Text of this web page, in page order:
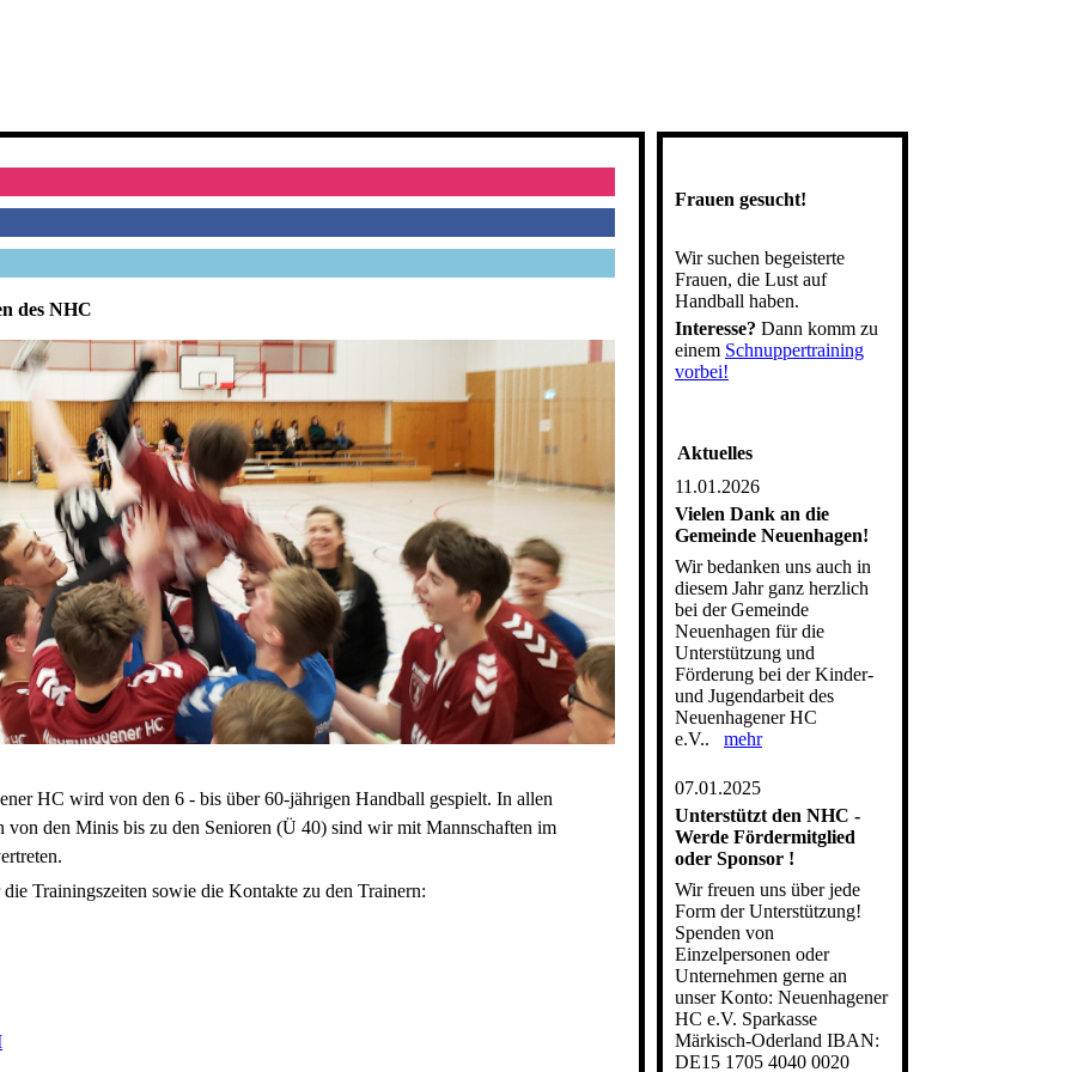
des NHC
HC wird von den 6 - bis über 60-jährigen Handball gespielt. In allen
von den Minis bis zu den Senioren (Ü 40) sind wir mit Mannschaften im
Trainingszeiten sowie die Kontakte zu den Trainern:
Frauen gesucht!
Wir suchen begeisterte
Frauen, die Lust auf
Handball haben.
Interesse? Dann komm zu
einem Schnuppertraining
vorbei!
Aktuelles
11.01.2026
Vielen Dank an die
Gemeinde Neuenhagen!
Wir bedanken uns auch in
diesem Jahr ganz herzlich
bei der Gemeinde
Neuenhagen für die
Unterstützung und
Förderung bei der Kinder-
und Jugendarbeit des
Neuenhagener HC
e.V.. mehr
07.01.2025
Unterstützt den NHC -
Werde Fördermitglied
oder Sponsor !
Wir freuen uns über jede
Form der Unterstützung!
Spenden von
Einzelpersonen oder
Unternehmen gerne an
unser Konto: Neuenhagener
HC e.V. Sparkasse
Märkisch-Oderland IBAN:
DE15 1705 4040 0020